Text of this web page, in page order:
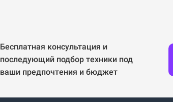
Бесплатная консультация и
последующий подбор техники под
ваши предпочтения и бюджет